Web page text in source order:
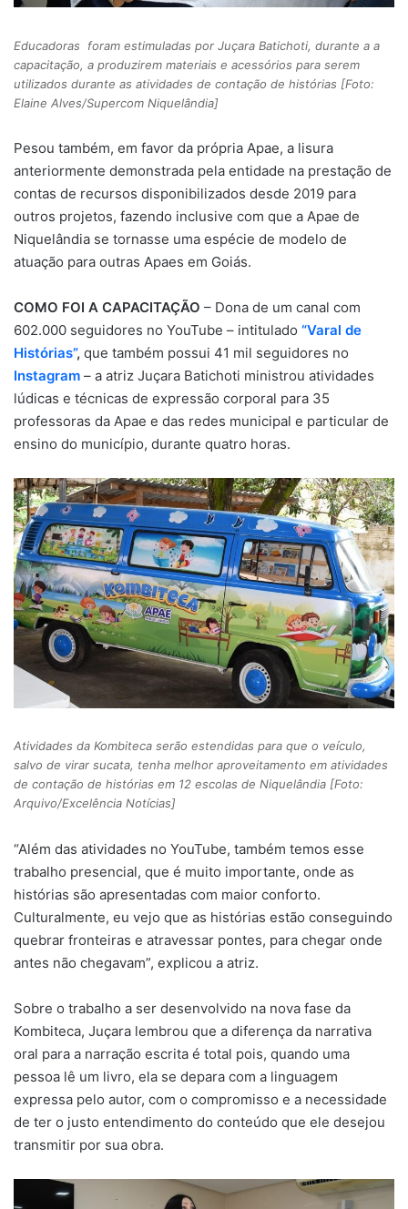
Educadoras foram estimuladas por Juçara Batichoti, durante a a
capacitação, a produzirem materiais e acessórios para serem
utilizados durante as atividades de contação de histórias [Foto:
Elaine Alves/Supercom Niquelândia]
Pesou também, em favor da própria Apae, a lisura
anteriormente demonstrada pela entidade na prestação de
contas de recursos disponibilizados desde 2019 para
outros projetos, fazendo inclusive com que a Apae de
Niquelândia se tornasse uma espécie de modelo de
atuação para outras Apaes em Goiás.
COMO FOI A CAPACITAÇÃO – Dona de um canal com
602.000 seguidores no YouTube – intitulado “Varal de
Histórias”, que também possui 41 mil seguidores no
Instagram – a atriz Juçara Batichoti ministrou atividades
lúdicas e técnicas de expressão corporal para 35
professoras da Apae e das redes municipal e particular de
ensino do município, durante quatro horas.
Atividades da Kombiteca serão estendidas para que o veículo,
salvo de virar sucata, tenha melhor aproveitamento em atividades
de contação de histórias em 12 escolas de Niquelândia [Foto:
Arquivo/Excelência Notícias]
“Além das atividades no YouTube, também temos esse
trabalho presencial, que é muito importante, onde as
histórias são apresentadas com maior conforto.
Culturalmente, eu vejo que as histórias estão conseguindo
quebrar fronteiras e atravessar pontes, para chegar onde
antes não chegavam”, explicou a atriz.
Sobre o trabalho a ser desenvolvido na nova fase da
Kombiteca, Juçara lembrou que a diferença da narrativa
oral para a narração escrita é total pois, quando uma
pessoa lê um livro, ela se depara com a linguagem
expressa pelo autor, com o compromisso e a necessidade
de ter o justo entendimento do conteúdo que ele desejou
transmitir por sua obra.